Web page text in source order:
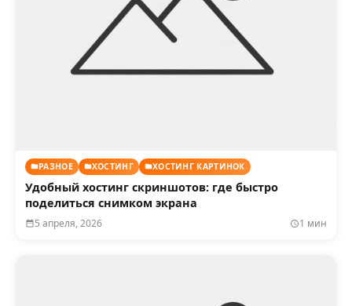
РАЗНОЕ ХОСТИНГ ХОСТИНГ КАРТИНОК
Удобный хостинг скриншотов: где быстро
поделиться снимком экрана
5 апреля, 2026 1 мин